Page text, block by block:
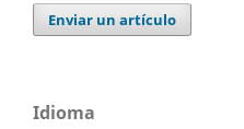
Enviar un artículo
Idioma